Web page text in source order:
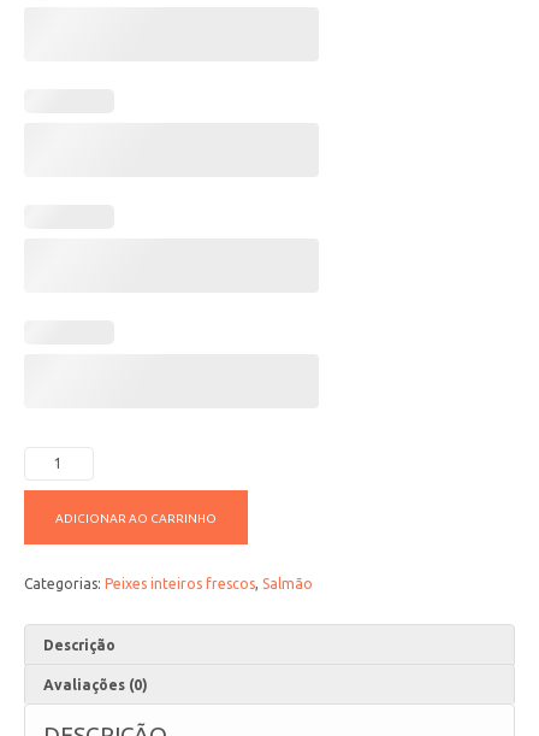
ADICIONAR AO CARRINHO
Categorias: Peixes inteiros frescos, Salmão
Descrição
Avaliações (0)